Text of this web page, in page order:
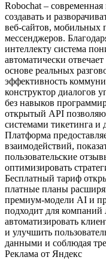
Robochat –
создавать и
веб‑сайтов,
мессенджеров.
интеллекту система
автоматически
основе реальных
эффективность
конструктор диалогов
без навыков
открытый API
системами тикетинга и
Платформа
взаимодействий,
пользовательские
оптимизировать
Бесплатный тариф
платные планы
премиум‑модели AI и
подходит для компаний
автоматизировать
и улучшить
данными и соблюдая
Реклама от Яндекс